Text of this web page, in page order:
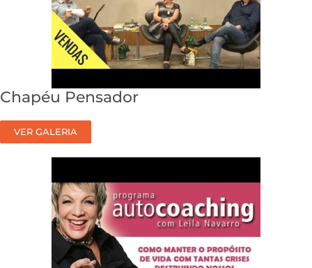
Chapéu Pensador
VER GALERIA